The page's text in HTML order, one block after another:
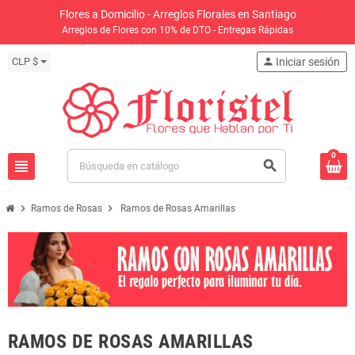
Flores a Domicilio - Arreglos Florales en Santiago
Arreglos de Flores con 10% de DTO - Entregas Rápidas
CLP $
view_headline search
person Iniciar sesión
0
chevron_right Ramos de Rosas chevron_right Ramos de Rosas Amarillas
RAMOS DE ROSAS AMARILLAS